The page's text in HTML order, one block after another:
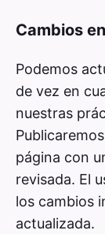
Cambios
Podemos
de vez en
nuestras
página con
revisada. El
los cambios
actualizada.